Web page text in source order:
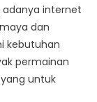
adanya internet
dan
kebutuhan
permainan
untuk